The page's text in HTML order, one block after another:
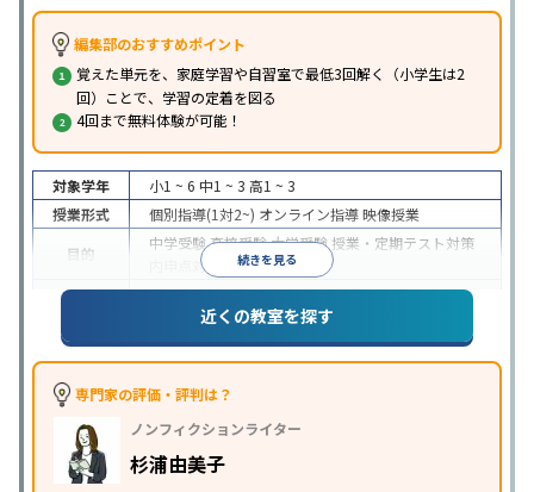
編集部のおすすめポイント
覚えた単元を、家庭学習や自習室で最低3回解く（小学生は2
回）ことで、学習の定着を図る
4回まで無料体験が可能！
続きを見る
対象学年 小1 ~ 6 中1 ~ 3 高1 ~ 3
授業形式
個別指導(1対2~) オンライン指導映像授業
目的
中学受験高校受験大学受験 授業・定期テスト対策
内申点対策
学習習慣の定着
成績保証制度あり授業の振替可能オンライン対応
1科目から受講可能季節講習のみの受講可
※2023年3月調査。小学校高学年の個別指導塾アンケート調査方法を参
近くの教室を探す
専門家の評価・評判は？
ノンフィクションライター
杉浦由美子